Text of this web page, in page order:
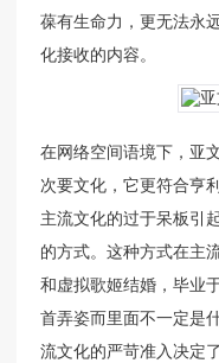
葆有生命力，更无法永
化接收的内容。
在网络空间语境下，亚
次要文化，它更符合亨
主流文化的过于呆板引
的方式。这种方式在主
和虚拟歌姬结婚，毕业
首弄姿而里面不一定是
流文化的严苛准入决定